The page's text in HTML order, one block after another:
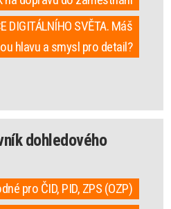
DIGITÁLNÍHO SVĚTA. Máš
hlavu a smysl pro detail?
dohledového
pro ČID, PID, ZPS (OZP)